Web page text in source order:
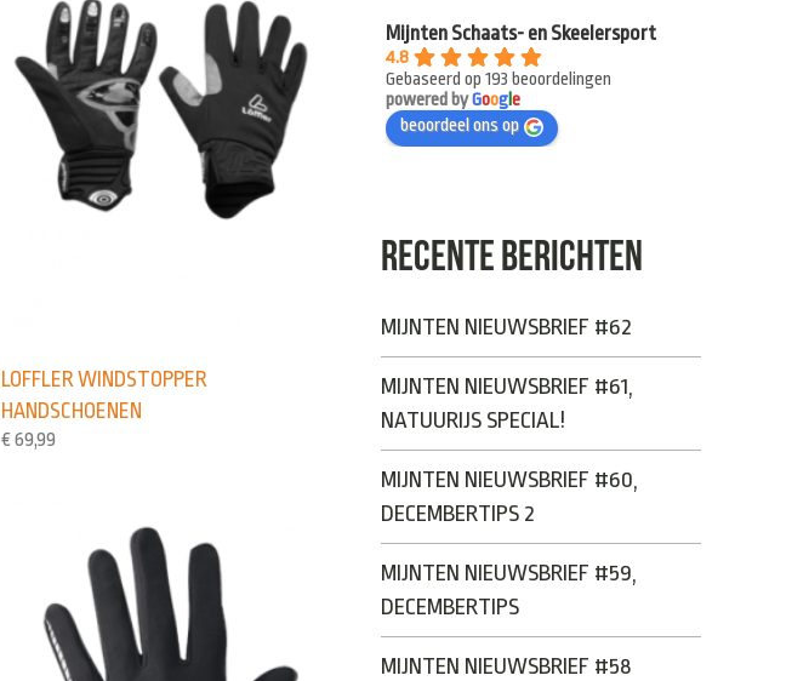
LOFFLER WINDSTOPPER
HANDSCHOENEN
€ 69,99
Mijnten Schaats- en Skeelersport
4.8
Gebaseerd op 193 beoordelingen
powered byGoogle
beoordeel ons op
RECENTE BERICHTEN
MIJNTEN NIEUWSBRIEF #62
MIJNTEN NIEUWSBRIEF #61,
NATUURIJS SPECIAL!
MIJNTEN NIEUWSBRIEF #60,
DECEMBERTIPS 2
MIJNTEN NIEUWSBRIEF #59,
DECEMBERTIPS
MIJNTEN NIEUWSBRIEF #58